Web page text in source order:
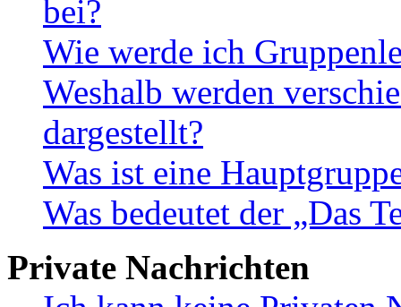
bei?
Wie werde ich
Weshalb werden
dargestellt?
Was ist eine
Was bedeutet der „Das
Private Nachrichten